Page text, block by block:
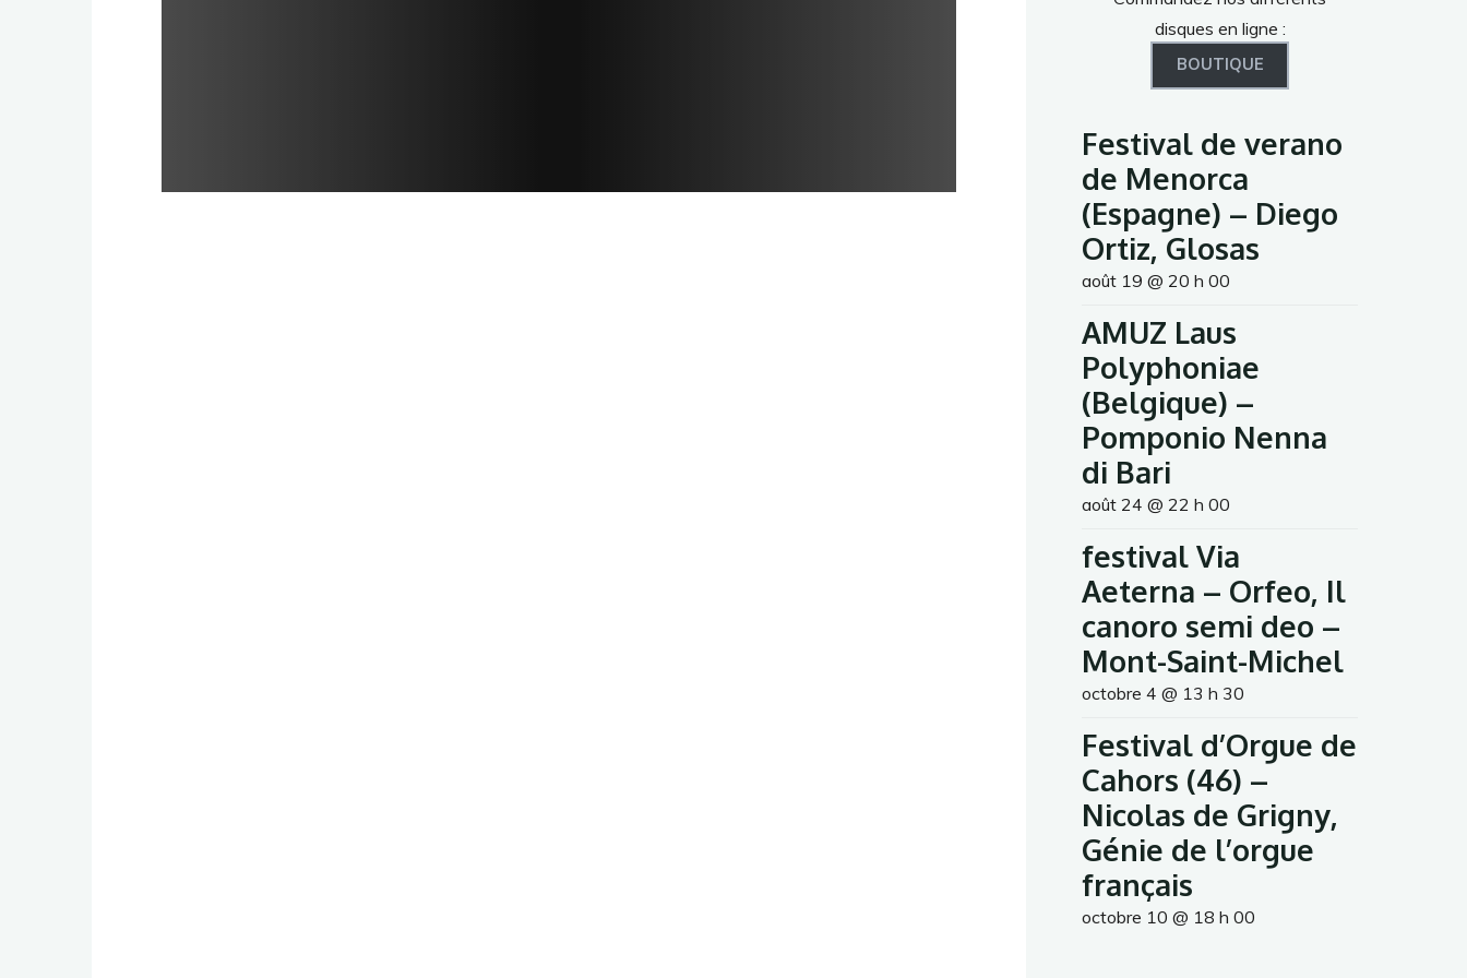
disques en ligne :
BOUTIQUE
Festival de verano
de Menorca
(Espagne) – Diego
Ortiz, Glosas
août 19 @ 20 h 00
AMUZ Laus
Polyphoniae
(Belgique) –
Pomponio Nenna
di Bari
août 24 @ 22 h 00
festival Via
Aeterna – Orfeo, Il
canoro semi deo –
Mont-Saint-Michel
octobre 4 @ 13 h 30
Festival d’Orgue de
Cahors (46) –
Nicolas de Grigny,
Génie de l’orgue
français
octobre 10 @ 18 h 00